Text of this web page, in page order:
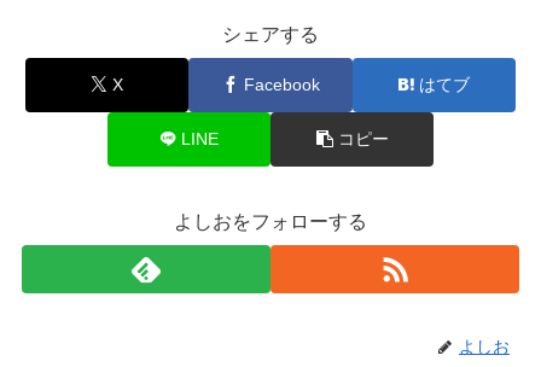
シェアする
X Facebook はてブ
LINE コピー
よしおをフォローする
よしお